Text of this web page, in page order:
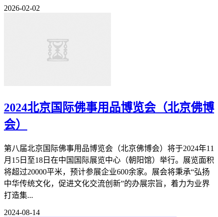
2026-02-02
2024北京国际佛事用品博览会（北京佛博
会）
第八届北京国际佛事用品博览会（北京佛博会）将于2024年11
月15日至18日在中国国际展览中心（朝阳馆）举行。展览面积
将超过20000平米，预计参展企业600余家。展会将秉承“弘扬
中华传统文化，促进文化交流创新”的办展宗旨，着力为业界
打造集...
2024-08-14